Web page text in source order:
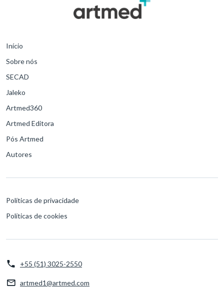
Início
Sobre nós
SECAD
Jaleko
Artmed360
Artmed Editora
Pós Artmed
Autores
Políticas de privacidade
Políticas de cookies
+55 (51) 3025-2550
artmed1@artmed.com